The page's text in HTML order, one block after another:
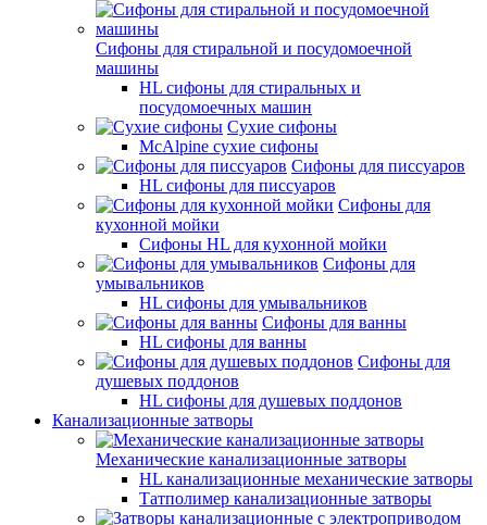
Сифоны для стиральной и посудомоечной
машины
HL сифоны для стиральных и
посудомоечных машин
Сухие сифоны
McAlpine сухие сифоны
Сифоны для писсуаров
HL сифоны для писсуаров
Сифоны для
кухонной мойки
Сифоны HL для кухонной мойки
Сифоны для
умывальников
HL сифоны для умывальников
Сифоны для ванны
HL сифоны для ванны
Сифоны для
душевых поддонов
HL сифоны для душевых поддонов
Канализационные затворы
Механические канализационные затворы
HL канализационные механические затворы
Татполимер канализационные затворы